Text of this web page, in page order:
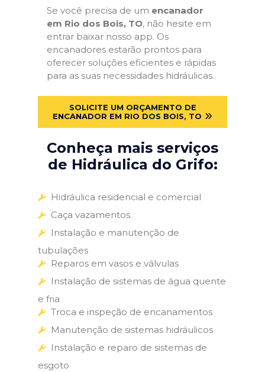
Se você precisa de um encanador
em Rio dos Bois, TO, não hesite em
entrar baixar nosso app. Os
encanadores estarão prontos para
oferecer soluções eficientes e rápidas
para as suas necessidades hidráulicas.
SOLICITE UM ORÇAMENTO DE
ENCANADOR EM RIO DOS BOIS, TO
Conheça mais serviços
de Hidráulica do Grifo:
Hidráulica residencial e comercial
Caça vazamentos
Instalação e manutenção de
tubulações
Reparos em vasos e válvulas
Instalação de sistemas de água quente
e fria
Troca e inspeção de encanamentos
Manutenção de sistemas hidráulicos
Instalação e reparo de sistemas de
esgoto